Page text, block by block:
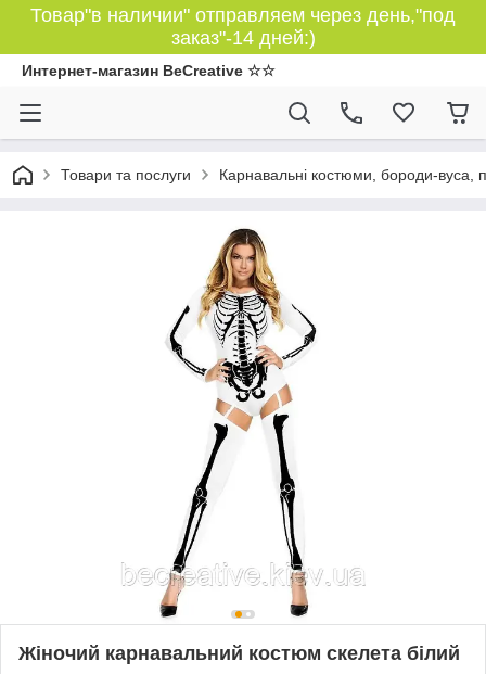
Товар"в наличии" отправляем через день,"под
заказ"-14 дней:)
Интернет-магазин BeCreative ☆☆
Товари та послуги Карнавальні костюми, бороди-вуса,
Жіночий карнавальний костюм скелета білий